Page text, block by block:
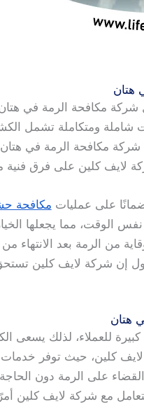
هتان
مكافحة الرمة في هتان،
شاملة ومتكاملة تشمل
مكافحة الرمة في هتان
لايف كلين على فرق فنية
على عمليات مكافحة
الوقت، مما يجعلها
من الرمة بعد
إن شركة لايف كلين
هتان
كبيرة للعملاء، لذلك
لايف كلين، حيث توفر
على الرمة دون الحاجة
مع شركة لايف كلين